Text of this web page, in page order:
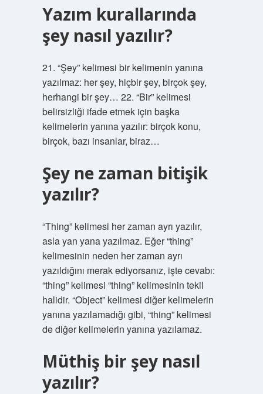
Yazım kurallarında
şey nasıl yazılır?
21. “Şey” kelimesi bir kelimenin yanına
yazılmaz: her şey, hiçbir şey, birçok şey,
herhangi bir şey… 22. “Bir” kelimesi
belirsizliği ifade etmek için başka
kelimelerin yanına yazılır: birçok konu,
birçok, bazı insanlar, biraz…
Şey ne zaman bitişik
yazılır?
“Thing” kelimesi her zaman ayrı yazılır,
asla yan yana yazılmaz. Eğer “thing”
kelimesinin neden her zaman ayrı
yazıldığını merak ediyorsanız, işte cevabı:
“thing” kelimesi “thing” kelimesinin tekil
halidir. “Object” kelimesi diğer kelimelerin
yanına yazılamadığı gibi, “thing” kelimesi
de diğer kelimelerin yanına yazılamaz.
Müthiş bir şey nasıl
yazılır?